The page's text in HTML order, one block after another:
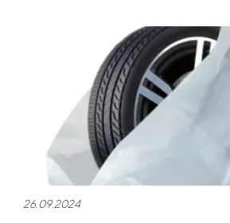
26.09.2024